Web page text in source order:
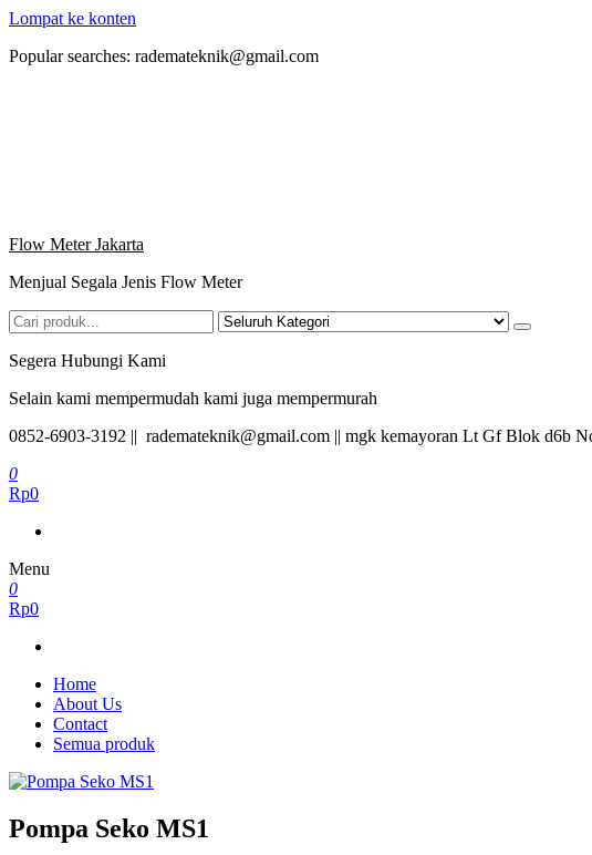
Lompat ke konten
Popular searches: rademateknik@gmail.com
Flow Meter Jakarta
Menjual Segala Jenis Flow Meter
Segera Hubungi Kami
Selain kami mempermudah kami juga mempermurah
0852-6903-3192 || rademateknik@gmail.com || mgk kemayoran Lt Gf Blok d6b
0
Rp0
Menu
0
Rp0
Home
About Us
Contact
Semua produk
Pompa Seko MS1